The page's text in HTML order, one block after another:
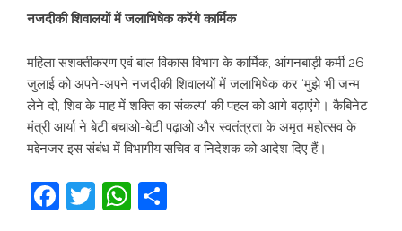
नजदीकी शिवालयों में जलाभिषेक करेंगे कार्मिक
महिला सशक्तीकरण एवं बाल विकास विभाग के कार्मिक, आंगनबाड़ी कर्मी 26
जुलाई को अपने-अपने नजदीकी शिवालयों में जलाभिषेक कर ‘मुझे भी जन्म
लेने दो, शिव के माह में शक्ति का संकल्प’ की पहल को आगे बढ़ाएंगे। कैबिनेट
मंत्री आर्या ने बेटी बचाओ-बेटी पढ़ाओ और स्वतंत्रता के अमृत महोत्सव के
मद्देनजर इस संबंध में विभागीय सचिव व निदेशक को आदेश दिए हैं।
Facebook
TwitterWhatsApp